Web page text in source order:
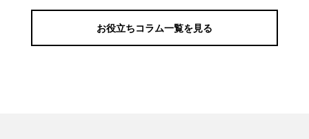
お役立ちコラム一覧を見る